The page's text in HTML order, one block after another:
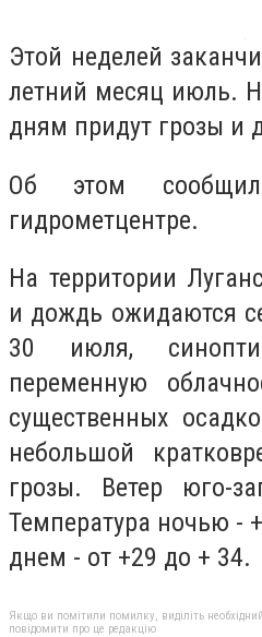
Этой неделей
летний месяц июль.
дням придут грозы и
Об этом
гидрометцентре.
На территории
и дождь ожидаются
30 июля,
переменную
существенных
небольшой
грозы. Ветер юго-
Температура ночью -
днем - от +29 до + 34.
Якщо ви помітили помилку, виділіть
повідомити про це редакцію